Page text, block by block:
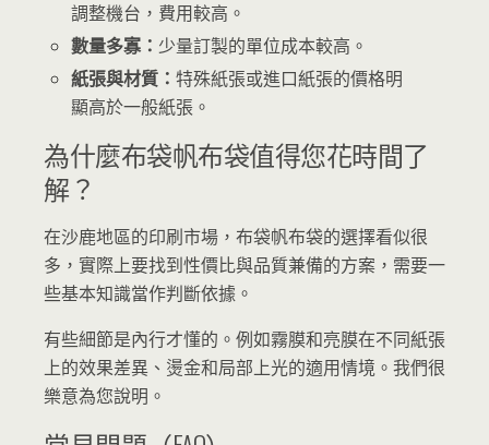
調整機台，費用較高。
數量多寡： 少量訂製的單位成本較高。
紙張與材質：特殊紙張或進口紙張的價格明
顯高於一般紙張。
為什麼布袋帆布袋值得您花時間了
解？
在沙鹿地區的印刷市場，布袋帆布袋的選擇看似很
多，實際上要找到性價比與品質兼備的方案，需要一
些基本知識當作判斷依據。
有些細節是內行才懂的。例如霧膜和亮膜在不同紙張
上的效果差異、燙金和局部上光的適用情境。我們很
樂意為您說明。